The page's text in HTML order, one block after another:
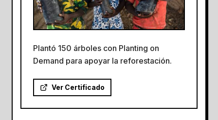
Plantó 150 árboles con Planting on
Demand para apoyar la reforestación.
Ver Certificado